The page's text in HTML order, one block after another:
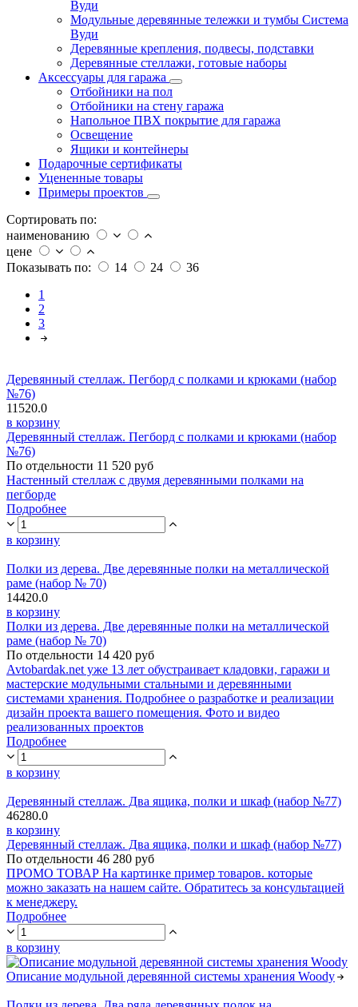
Вуди
Модульные деревянные тележки и тумбы Система
Вуди
Деревянные крепления, подвесы, подставки
Деревянные стеллажи, готовые наборы
Аксессуары для гаража
Отбойники на пол
Отбойники на стену гаража
Напольное ПВХ покрытие для гаража
Освещение
Ящики и контейнеры
Подарочные сертификаты
Уцененные товары
Примеры проектов
Сортировать по:
наименованию
цене
Показывать по:
14 24
36
1
2
3
Деревянный стеллаж. Пегборд с полками и крюками (набор
№76)
11520.0
в корзину
Деревянный стеллаж. Пегборд с полками и крюками (набор
№76)
По отдельности 11 520 руб
Настенный стеллаж с двумя деревянными полками на
пегборде
Подробнее
в корзину
Полки из дерева. Две деревянные полки на металлической
раме (набор № 70)
14420.0
в корзину
Полки из дерева. Две деревянные полки на металлической
раме (набор № 70)
По отдельности 14 420 руб
Avtobardak.net уже 13 лет обустраивает кладовки, гаражи и
мастерские модульными стальными и деревянными
системами хранения. Подробнее о разработке и реализации
дизайн проекта вашего помещения. Фото и видео
реализованных проектов
Подробнее
в корзину
Деревянный стеллаж. Два ящика, полки и шкаф (набор №77)
46280.0
в корзину
Деревянный стеллаж. Два ящика, полки и шкаф (набор №77)
По отдельности 46 280 руб
ПРОМО ТОВАР На картинке пример товаров. которые
можно заказать на нашем сайте. Обратитесь за консультацией
к менеджеру.
Подробнее
в корзину
Описание модульной деревянной системы хранения Woody